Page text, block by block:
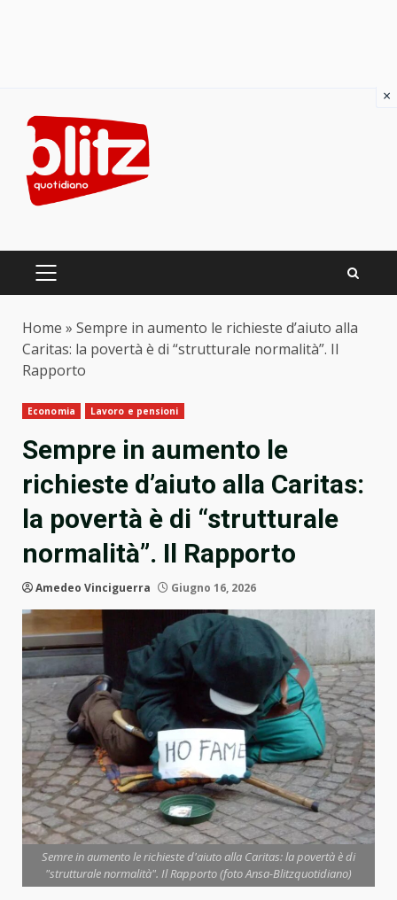
content
PRIMARY
Home » Sempre in aumento le richieste d’aiuto alla
Caritas: la povertà è di “strutturale normalità”. Il
Rapporto
Economia Lavoro e pensioni
Sempre in aumento le
richieste d’aiuto alla Caritas:
la povertà è di “strutturale
normalità”. Il Rapporto
Amedeo Vinciguerra Giugno 16, 2026
Semre in aumento le richieste d'aiuto alla Caritas: la povertà è di
"strutturale normalità". Il Rapporto (foto Ansa-Blitzquotidiano)
×